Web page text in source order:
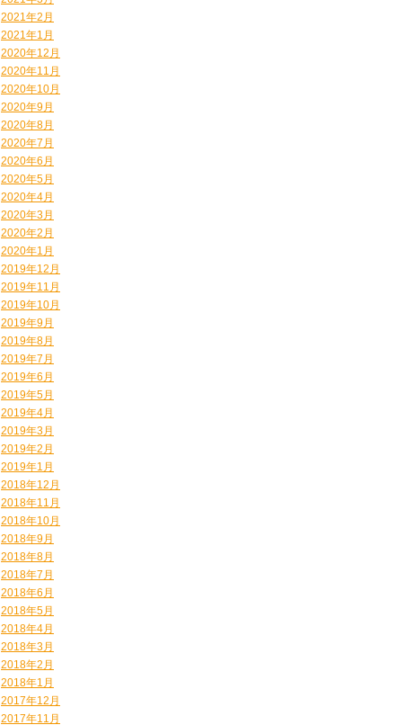
2021年2月
2021年1月
2020年12月
2020年11月
2020年10月
2020年9月
2020年8月
2020年7月
2020年6月
2020年5月
2020年4月
2020年3月
2020年2月
2020年1月
2019年12月
2019年11月
2019年10月
2019年9月
2019年8月
2019年7月
2019年6月
2019年5月
2019年4月
2019年3月
2019年2月
2019年1月
2018年12月
2018年11月
2018年10月
2018年9月
2018年8月
2018年7月
2018年6月
2018年5月
2018年4月
2018年3月
2018年2月
2018年1月
2017年12月
2017年11月